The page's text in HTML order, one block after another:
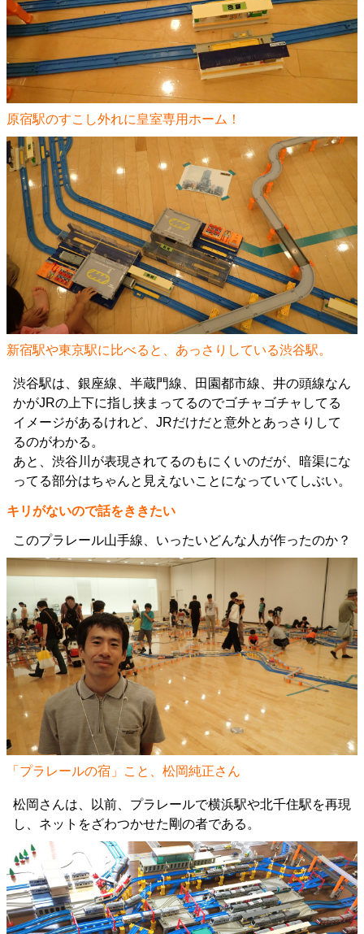
原宿駅のすこし外れに皇室専用ホーム！
新宿駅や東京駅に比べると、あっさりしている渋谷駅。
渋谷駅は、銀座線、半蔵門線、田園都市線、井の頭線なん
かがJRの上下に指し挟まってるのでゴチャゴチャしてる
イメージがあるけれど、JRだけだと意外とあっさりして
るのがわかる。
あと、渋谷川が表現されてるのもにくいのだが、暗渠にな
ってる部分はちゃんと見えないことになっていてしぶい。
キリがないので話をききたい
このプラレール山手線、いったいどんな人が作ったのか？
「プラレールの宿」こと、松岡純正さん
松岡さんは、以前、プラレールで横浜駅や北千住駅を再現
し、ネットをざわつかせた剛の者である。